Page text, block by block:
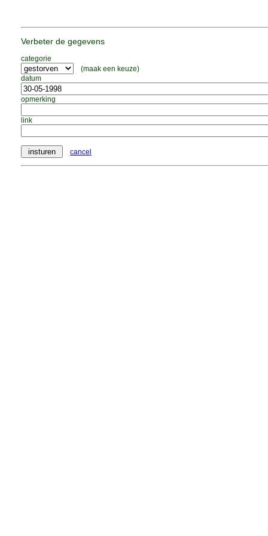
Verbeter de gegevens
categorie
(maak een keuze)
datum
opmerking
link
cancel